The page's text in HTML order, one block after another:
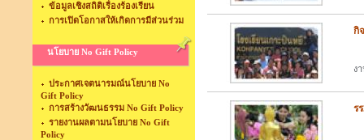
ข้อมูลเชิงสถิติเรื่องร้องเรียน
การเปิดโอกาสให้เกิดการมีส่วนร่วม
นโยบาย No Gift Policy
ประกาศเจตนารมณ์นโยบาย No
Gift Policy
การสร้างวัฒนธรรม No Gift Policy
รายงานผลตามนโยบาย No Gift
Policy
กิ
ง
ร